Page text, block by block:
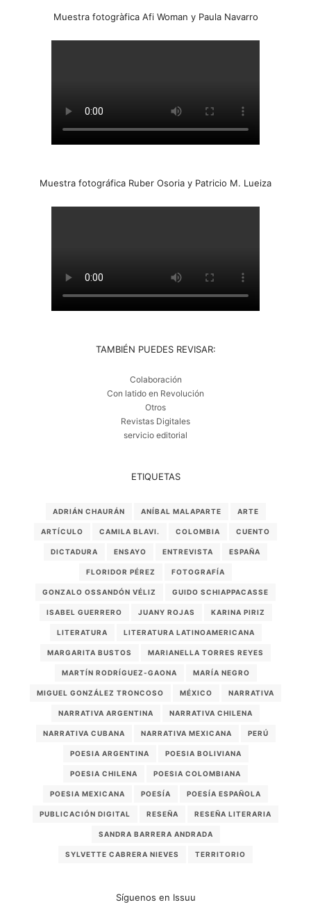
Muestra fotogràfica Afi Woman y Paula Navarro
Muestra fotográfica Ruber Osoria y Patricio M. Lueiza
TAMBIÉN PUEDES REVISAR:
Colaboración
Con latido en Revolución
Otros
Revistas Digitales
servicio editorial
ETIQUETAS
ADRIÁN CHAURÁN ANÍBAL MALAPARTE ARTE
ARTÍCULO CAMILA BLAVI. COLOMBIA CUENTO
DICTADURA ENSAYO ENTREVISTA ESPAÑA
FLORIDOR PÉREZ FOTOGRAFÍA
GONZALO OSSANDÓN VÉLIZ GUIDO SCHIAPPACASSE
ISABEL GUERRERO JUANY ROJAS KARINA PIRIZ
LITERATURA LITERATURA LATINOAMERICANA
MARGARITA BUSTOS MARIANELLA TORRES REYES
MARTÍN RODRÍGUEZ-GAONA MARÍA NEGRO
MIGUEL GONZÁLEZ TRONCOSO MÉXICO NARRATIVA
NARRATIVA ARGENTINA NARRATIVA CHILENA
NARRATIVA CUBANA NARRATIVA MEXICANA PERÚ
POESIA ARGENTINA POESIA BOLIVIANA
POESIA CHILENA POESIA COLOMBIANA
POESIA MEXICANA POESÍA POESÍA ESPAÑOLA
PUBLICACIÓN DIGITAL RESEÑA RESEÑA LITERARIA
SANDRA BARRERA ANDRADA
SYLVETTE CABRERA NIEVES TERRITORIO
Síguenos en Issuu